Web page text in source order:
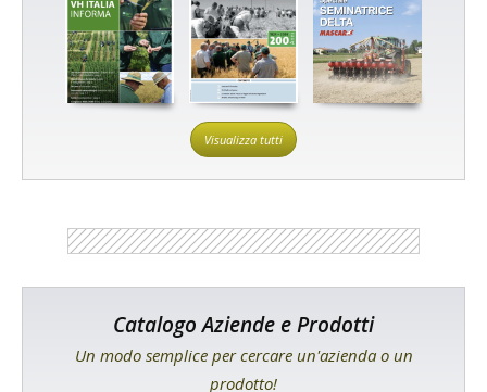
Visualizza tutti
Catalogo Aziende e Prodotti
Un modo semplice per cercare un'azienda o un
prodotto!